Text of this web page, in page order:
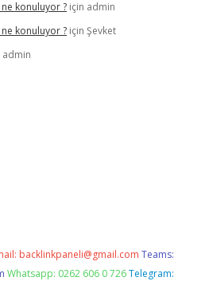
ne konuluyor ? için admin
ne konuluyor ? için Şevket
admin
backlinkpaneli@gmail.com Teams:
Whatsapp: 0262 606 0 726 Telegram: